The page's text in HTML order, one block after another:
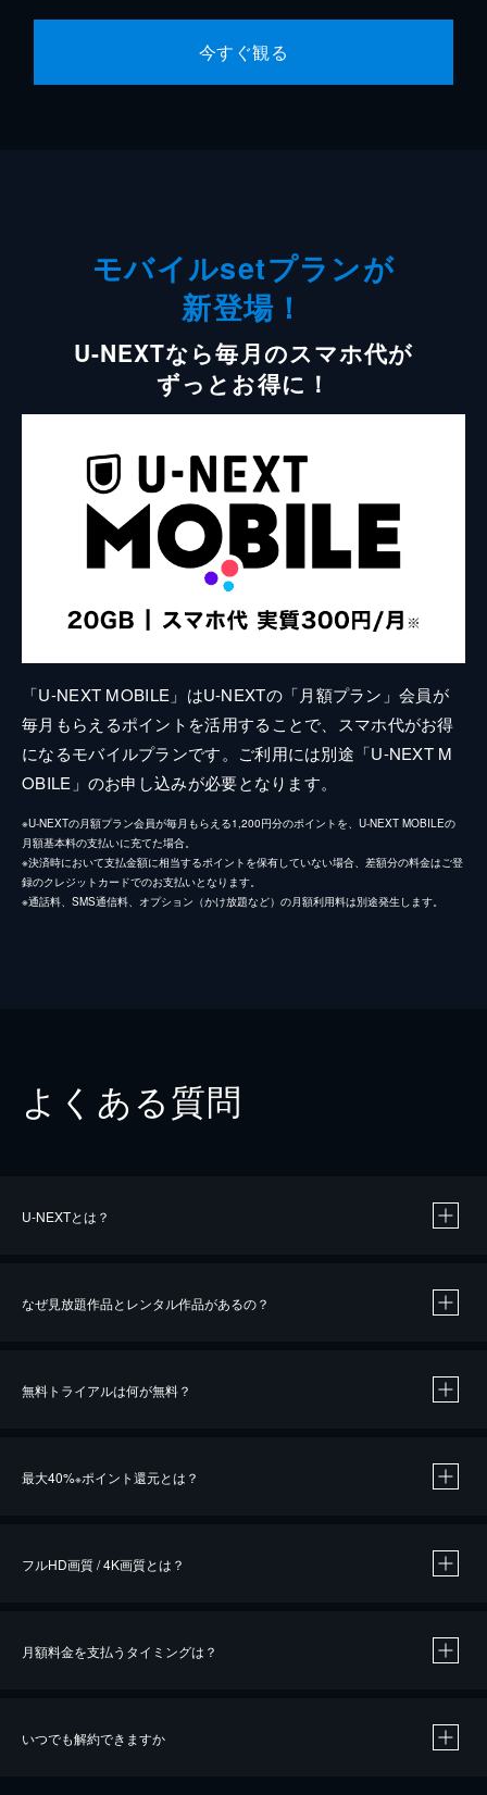
今すぐ観る
モバイルsetプランが
新登場！
U-NEXTなら毎月のスマホ代が
ずっとお得に！
「U-NEXT MOBILE」はU-NEXTの「月額プラン」会員が
毎月もらえるポイントを活用することで、スマホ代がお得
になるモバイルプランです。ご利用には別途「U-NEXT M
OBILE」のお申し込みが必要となります。
※U-NEXTの月額プラン会員が毎月もらえる1,200円分のポイントを、U-NEXT MOBILEの
月額基本料の支払いに充てた場合。
※決済時において支払金額に相当するポイントを保有していない場合、差額分の料金はご登
録のクレジットカードでのお支払いとなります。
※通話料、SMS通信料、オプション（かけ放題など）の月額利用料は別途発生します。
よくある質問
U-NEXTとは？
なぜ見放題作品とレンタル作品があるの？
無料トライアルは何が無料？
最大40%※ポイント還元とは？
※40％ポイント還元の対象は、クレジットカード決済による作品の購入 / レンタルです。
フルHD画質 / 4K画質とは？
月額料金を支払うタイミングは？
いつでも解約できますか